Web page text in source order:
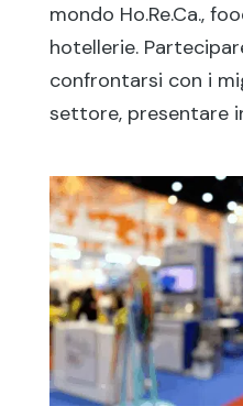
mondo Ho.Re.Ca.,
hotellerie.
confrontarsi con i
settore, presentare